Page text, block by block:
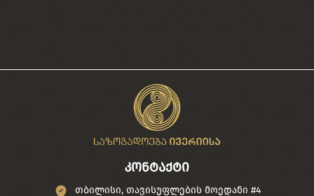
კონტაქტი
თბილისი, თავისუფლების მოედანი #4